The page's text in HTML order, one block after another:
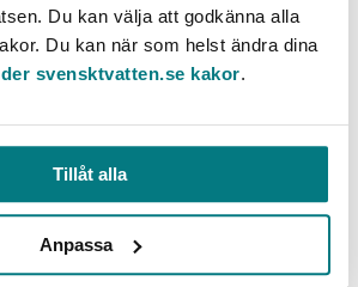
Du kan välja att godkänna alla
Du kan när som helst ändra dina
svensktvatten.se kakor.
Tillåt alla
Anpassa
för avloppsslam